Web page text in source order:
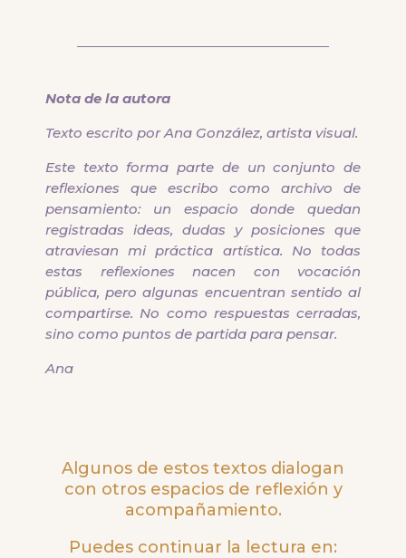
Nota de la autora
Texto escrito por Ana González, artista visual.
Este texto forma parte de un conjunto de
reflexiones que escribo como archivo de
pensamiento: un espacio donde quedan
registradas ideas, dudas y posiciones que
atraviesan mi práctica artística. No todas
estas reflexiones nacen con vocación
pública, pero algunas encuentran sentido al
compartirse. No como respuestas cerradas,
sino como puntos de partida para pensar.
Ana
Algunos de estos textos dialogan
con otros espacios de reflexión y
acompañamiento.
Puedes continuar la lectura en: